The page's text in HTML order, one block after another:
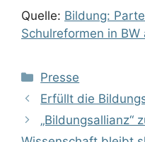
Quelle: Bildung:
Schulreformen in BW
Kategorien
Presse
Erfüllt die
„Bildungsallianz“